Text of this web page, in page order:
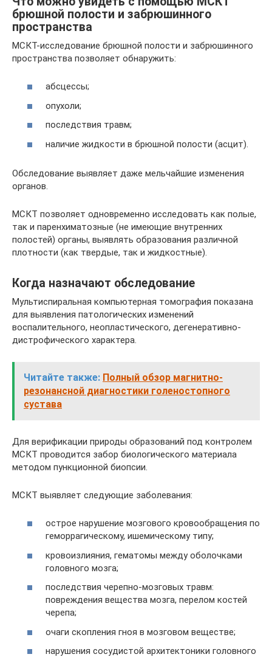
брюшной полости и забрюшинного
пространства
МСКТ-исследование брюшной полости и забрюшинного
пространства позволяет обнаружить:
абсцессы;
опухоли;
последствия травм;
наличие жидкости в брюшной полости (асцит).
Обследование выявляет даже мельчайшие изменения
органов.
МСКТ позволяет одновременно исследовать как полые,
так и паренхиматозные (не имеющие внутренних
полостей) органы, выявлять образования различной
плотности (как твердые, так и жидкостные).
Когда назначают обследование
Мультиспиральная компьютерная томография показана
для выявления патологических изменений
воспалительного, неопластического, дегенеративно-
дистрофического характера.
Читайте также: Полный обзор магнитно-
резонансной диагностики голеностопного
сустава
Для верификации природы образований под контролем
МСКТ проводится забор биологического материала
методом пункционной биопсии.
МСКТ выявляет следующие заболевания:
острое нарушение мозгового кровообращения по
геморрагическому, ишемическому типу;
кровоизлияния, гематомы между оболочками
головного мозга;
последствия черепно-мозговых травм:
повреждения вещества мозга, перелом костей
черепа;
очаги скопления гноя в мозговом веществе;
нарушения сосудистой архитектоники головного